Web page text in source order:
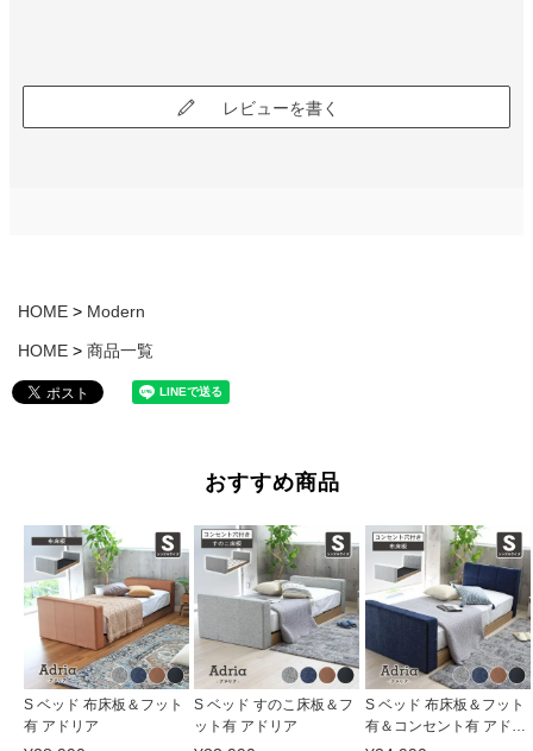
レビューを書く
HOME Modern
HOME 商品一覧
おすすめ商品
S ベッド 布床板＆フット
有 アドリア
S ベッド すのこ床板＆フ
ット有 アドリア
S ベッド 布床板＆フット
有＆コンセント有 アドリ